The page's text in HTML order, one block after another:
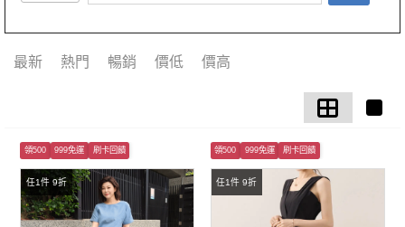
最新 熱門 暢銷 價低 價高
任1件 9折
領500 999免運 刷卡回饋
任1件 9折
領500 999免運 刷卡回饋